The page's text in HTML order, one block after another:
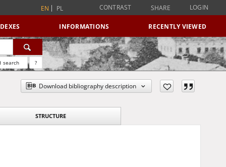
EN PL CONTRAST SHARE LOGIN
INFORMATIONS RECENTLY VIEWED
search ?
Download bibliography description
STRUCTURE